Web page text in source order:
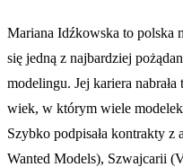
Mariana Idźkowska to polska
się jedną z najbardziej
modelingu. Jej kariera
wiek, w którym wiele
Szybko podpisała kontrakty
Wanted Models), Szwajcarii